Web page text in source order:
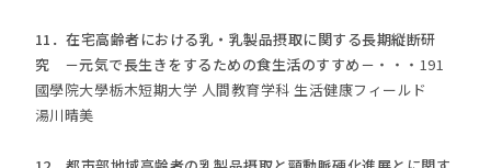
11．在宅高齢者における乳・乳製品摂取に関する長期縦断研
究 －元気で長生きをするための食生活のすすめ－ ・・・191
國學院大學栃木短期大学 人間教育学科 生活健康フィールド
湯川晴美